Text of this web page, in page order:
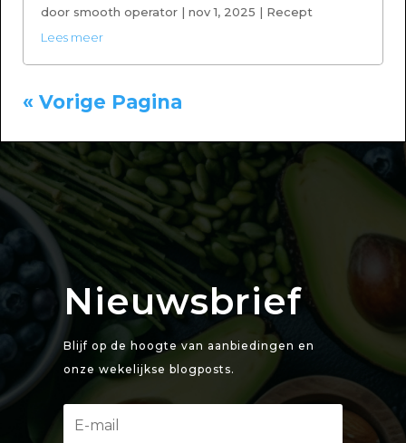
door smooth operator |nov 1, 2025 | Recept
Lees meer
« Vorige Pagina
Nieuwsbrief
Blijf op de hoogte van aanbiedingen en
onze wekelijkse blogposts.